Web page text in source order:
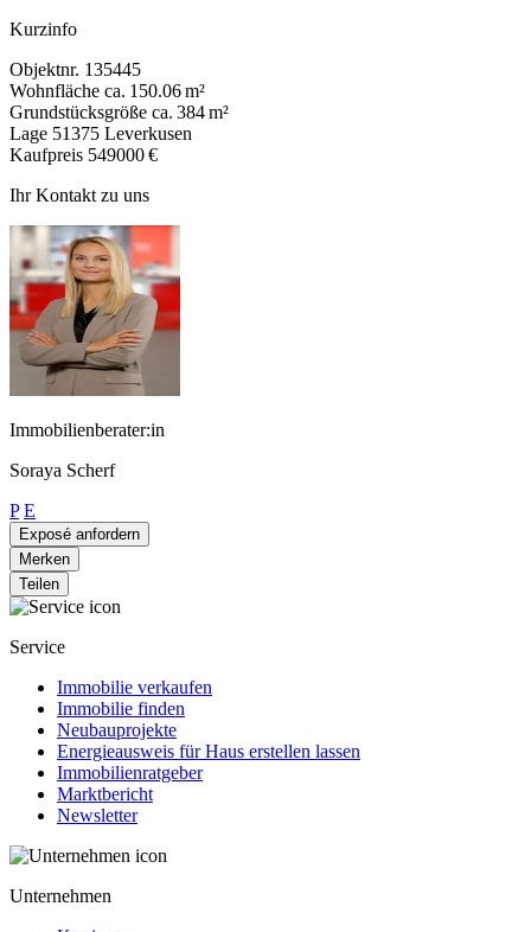
Kurzinfo
Objektnr. 135445
Wohnfläche ca. 150.06 m²
Grundstücksgröße ca. 384 m²
Lage 51375 Leverkusen
Kaufpreis 549000 €
Ihr Kontakt zu uns
Immobilienberater:in
Soraya Scherf
P E
Exposé anfordern
Merken
Teilen
Service
Immobilie verkaufen
Immobilie finden
Neubauprojekte
Energieausweis für Haus erstellen lassen
Immobilienratgeber
Marktbericht
Newsletter
Unternehmen